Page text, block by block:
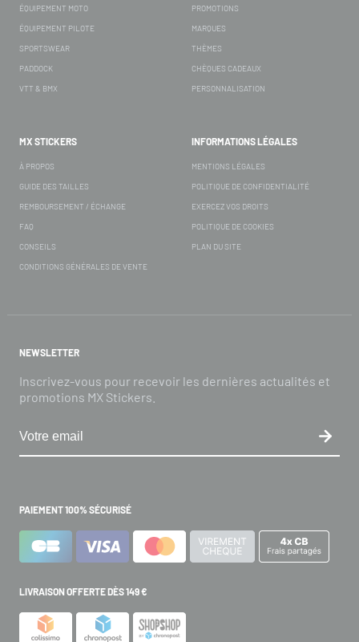
ÉQUIPEMENT MOTO
ÉQUIPEMENT PILOTE
SPORTSWEAR
PADDOCK
VTT & BMX
PROMOTIONS
MARQUES
THÈMES
CHÈQUES CADEAUX
PERSONNALISATION
MX STICKERS
À PROPOS
GUIDE DES TAILLES
REMBOURSEMENT / ÉCHANGE
FAQ
CONSEILS
CONDITIONS GÉNÉRALES DE VENTE
INFORMATIONS LÉGALES
MENTIONS LÉGALES
POLITIQUE DE CONFIDENTIALITÉ
EXERCEZ VOS DROITS
POLITIQUE DE COOKIES
PLAN DU SITE
NEWSLETTER
Inscrivez-vous pour recevoir les dernières actualités et
promotions MX Stickers.
PAIEMENT 100% SÉCURISÉ
LIVRAISON OFFERTE DÈS 149 €